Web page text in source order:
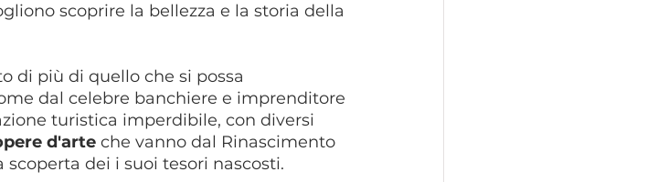
scoprire la bellezza e la storia della
di più di quello che si possa
dal celebre banchiere e imprenditore
turistica imperdibile, con diversi
d'arte che vanno dal Rinascimento
dei i suoi tesori nascosti.